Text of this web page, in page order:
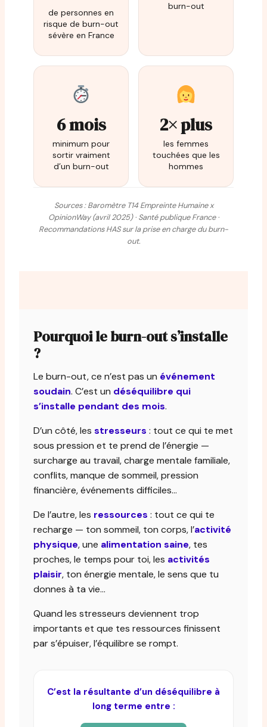
de personnes en
risque de burn-out
sévère en France
burn-out
6 mois
minimum pour
sortir vraiment
d’un burn-out
2× plus
les femmes
touchées que les
hommes
Sources : Baromètre T14 Empreinte Humaine x
OpinionWay (avril 2025) · Santé publique France ·
Recommandations HAS sur la prise en charge du burn-
out.
Pourquoi le burn-out s’installe
?
Le burn-out, ce n’est pas un événement
soudain. C’est un déséquilibre qui
s’installe pendant des mois.
D’un côté, les stresseurs : tout ce qui te met
sous pression et te prend de l’énergie —
surcharge au travail, charge mentale familiale,
conflits, manque de sommeil, pression
financière, événements difficiles…
De l’autre, les ressources : tout ce qui te
recharge — ton sommeil, ton corps, l’activité
physique, une alimentation saine, tes
proches, le temps pour toi, les activités
plaisir, ton énergie mentale, le sens que tu
donnes à ta vie…
Quand les stresseurs deviennent trop
importants et que tes ressources finissent
par s’épuiser, l’équilibre se rompt.
C’est la résultante d’un déséquilibre à
long terme entre :